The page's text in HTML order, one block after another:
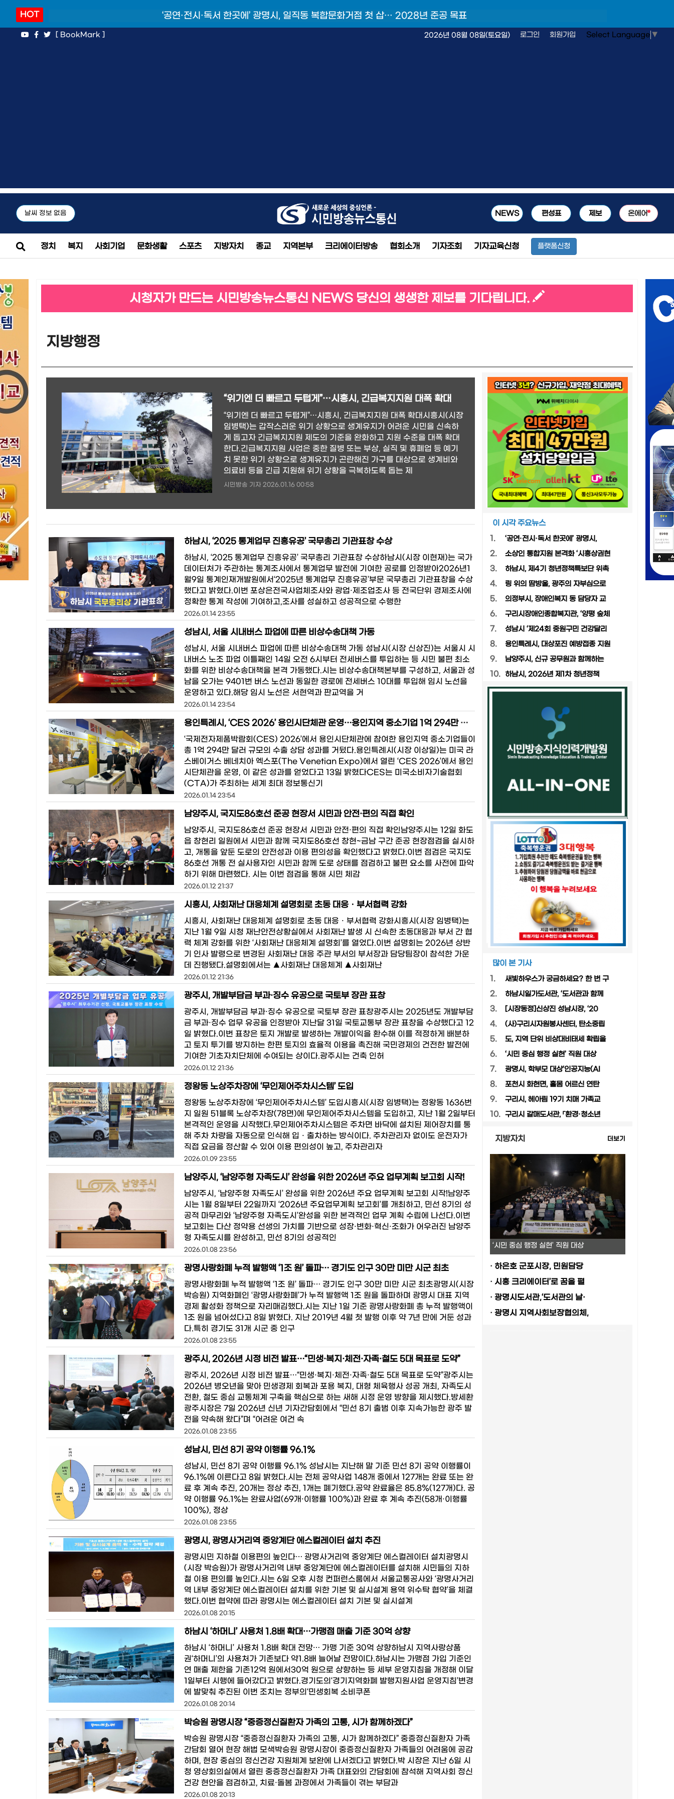
HOT ‘공연·전시·독서 한곳에’ 광명시, 일직동 복합문화거점 첫 삽… 2028년 준공 목표
[ BookMark ] 2026년 08월 08일(토요일) 로그인 회원가입 Select Language ▼
날씨 정보 없음 NEWS 편성표 제보 온에어
정치 복지 사회기업 문화생활 스포츠 지방자치 종교 지역본부 크리에이터방송 협회소개 기자조회 기자교육신청 플랫폼신청
시청자가 만드는 시민방송뉴스통신 NEWS 당신의 생생한 제보를 기다립니다.
지방행정
“위기엔 더 빠르고 두텁게”…시흥시, 긴급복지지원 대폭 확대
“위기엔 더 빠르고 두텁게”…시흥시, 긴급복지지원 대폭 확대시흥시(시장
임병택)는 갑작스러운 위기 상황으로 생계유지가 어려운 시민을 신속하
게 돕고자 긴급복지지원 제도의 기준을 완화하고 지원 수준을 대폭 확대
한다.긴급복지지원 사업은 중한 질병 또는 부상, 실직 및 휴폐업 등 예기
치 못한 위기 상황으로 생계유지가 곤란해진 가구를 대상으로 생계비와
의료비 등을 긴급 지원해 위기 상황을 극복하도록 돕는 제
시민방송 기자 2026.01.16 00:58
하남시, ‘2025 통계업무 진흥유공’ 국무총리 기관표창 수상
하남시, ‘2025 통계업무 진흥유공’ 국무총리 기관표창 수상하남시(시장 이현재)는 국가
데이터처가 주관하는 통계조사에서 통계업무 발전에 기여한 공로를 인정받아2026년1
월9일 통계인재개발원에서‘2025년 통계업무 진흥유공’부문 국무총리 기관표창을 수상
했다고 밝혔다.이번 포상은전국사업체조사와 광업·제조업조사 등 전국단위 경제조사에
정확한 통계 작성에 기여하고,조사를 성실하고 성공적으로 수행한
2026.01.14 23:55
성남시, 서울 시내버스 파업에 따른 비상수송대책 가동
성남시, 서울 시내버스 파업에 따른 비상수송대책 가동 성남시(시장 신상진)는 서울시 시
내버스 노조 파업 이틀째인 14일 오전 6시부터 전세버스를 투입하는 등 시민 불편 최소
화를 위한 비상수송대책을 본격 가동했다.시는 비상수송대책본부를 구성하고, 서울과 성
남을 오가는 9401번 버스 노선과 동일한 경로에 전세버스 10대를 투입해 임시 노선을
운영하고 있다.해당 임시 노선은 서현역과 판교역을 거
2026.01.14 23:54
용인특례시, ‘CES 2026’ 용인시단체관 운영…용인지역 중소기업 1억 294만 달러 역대 최대 수출 상담 성과
‘국제전자제품박람회(CES) 2026’에서 용인시단체관에 참여한 용인지역 중소기업들이
총 1억 294만 달러 규모의 수출 상담 성과를 거뒀다.용인특례시(시장 이상일)는 미국 라
스베이거스 베네치아 엑스포(The Venetian Expo)에서 열린 ‘CES 2026’에서 용인
시단체관을 운영, 이 같은 성과를 얻었다고 13일 밝혔다CES는 미국소비자기술협회
(CTA)가 주최하는 세계 최대 정보통신기
2026.01.14 23:54
남양주시, 국지도86호선 준공 현장서 시민과 안전·편의 직접 확인
남양주시, 국지도86호선 준공 현장서 시민과 안전·편의 직접 확인남양주시는 12일 화도
읍 창현리 일원에서 시민과 함께 국지도86호선 창현~금남 구간 준공 현장점검을 실시하
고, 개통을 앞둔 도로의 안전성과 이용 편의성을 확인했다고 밝혔다.이번 점검은 국지도
86호선 개통 전 실사용자인 시민과 함께 도로 상태를 점검하고 불편 요소를 사전에 파악
하기 위해 마련했다. 시는 이번 점검을 통해 시민 체감
2026.01.12 21:37
시흥시, 사회재난 대응체계 설명회로 초동 대응ㆍ부서협력 강화
시흥시, 사회재난 대응체계 설명회로 초동 대응ㆍ부서협력 강화시흥시(시장 임병택)는
지난 1월 9일 시청 재난안전상황실에서 사회재난 발생 시 신속한 초동대응과 부서 간 협
력 체계 강화를 위한 ‘사회재난 대응체계 설명회’를 열었다.이번 설명회는 2026년 상반
기 인사 발령으로 변경된 사회재난 대응 주관 부서의 부서장과 담당팀장이 참석한 가운
데 진행됐다.설명회에서는 ▲사회재난 대응체계 ▲사회재난
2026.01.12 21:36
광주시, 개발부담금 부과·징수 유공으로 국토부 장관 표창
광주시, 개발부담금 부과·징수 유공으로 국토부 장관 표창광주시는 2025년도 개발부담
금 부과·징수 업무 유공을 인정받아 지난달 31일 국토교통부 장관 표창을 수상했다고 12
일 밝혔다.이번 표창은 토지 개발로 발생하는 개발이익을 환수해 이를 적정하게 배분하
고 토지 투기를 방지하는 한편 토지의 효율적 이용을 촉진해 국민경제의 건전한 발전에
기여한 기초자치단체에 수여되는 상이다.광주시는 건축 인허
2026.01.12 21:36
정왕동 노상주차장에 ‘무인제어주차시스템’ 도입
정왕동 노상주차장에 ‘무인제어주차시스템’ 도입시흥시(시장 임병택)는 정왕동 1636번
지 일원 51블록 노상주차장(78면)에 무인제어주차시스템을 도입하고, 지난 1월 2일부터
본격적인 운영을 시작했다.무인제어주차시스템은 주차면 바닥에 설치된 제어장치를 통
해 주차 차량을 자동으로 인식해 입ㆍ출차하는 방식이다. 주차관리자 없이도 운전자가
직접 요금을 정산할 수 있어 이용 편의성이 높고, 주차관리자
2026.01.09 23:55
남양주시, ‘남양주형 자족도시’ 완성을 위한 2026년 주요 업무계획 보고회 시작!
남양주시, ‘남양주형 자족도시’ 완성을 위한 2026년 주요 업무계획 보고회 시작!​남양주
시는 1월 8일부터 22일까지 ‘2026년 주요업무계획 보고회’를 개최하고, 민선 8기의 성
공적 마무리와 ‘남양주형 자족도시’완성을 위한 본격적인 업무 계획 수립에 나선다.이번
보고회는 다산 정약용 선생의 가치를 기반으로 성장·변화·혁신·조화가 어우러진 남양주
형 자족도시를 완성하고, 민선 8기의 성공적인
2026.01.08 23:56
광명사랑화폐 누적 발행액 ‘1조 원’ 돌파… 경기도 인구 30만 미만 시군 최초
광명사랑화폐 누적 발행액 ‘1조 원’ 돌파… 경기도 인구 30만 미만 시군 최초광명시(시장
박승원) 지역화폐인 ‘광명사랑화폐’가 누적 발행액 1조 원을 돌파하며 광명시 대표 지역
경제 활성화 정책으로 자리매김했다.시는 지난 1일 기준 광명사랑화폐 총 누적 발행액이
1조 원을 넘어섰다고 8일 밝혔다. 지난 2019년 4월 첫 발행 이후 약 7년 만에 거둔 성과
다.특히 경기도 31개 시군 중 인구
2026.01.08 23:55
광주시, 2026년 시정 비전 발표…“민생·복지·체전·자족·철도 5대 목표로 도약”
광주시, 2026년 시정 비전 발표…“민생·복지·체전·자족·철도 5대 목표로 도약”광주시는
2026년 병오년을 맞아 민생경제 회복과 포용 복지, 대형 체육행사 성공 개최, 자족도시
전환, 철도 중심 교통체계 구축을 핵심으로 하는 새해 시정 운영 방향을 제시했다.방세환
광주시장은 7일 2026년 신년 기자간담회에서 “민선 8기 출범 이후 지속가능한 광주 발
전을 약속해 왔다”며 “어려운 여건 속
2026.01.08 23:55
성남시, 민선 8기 공약 이행률 96.1%
성남시, 민선 8기 공약 이행률 96.1% 성남시는 지난해 말 기준 민선 8기 공약 이행률이
96.1%에 이른다고 8일 밝혔다.시는 전체 공약사업 148개 중에서 127개는 완료 또는 완
료 후 계속 추진, 20개는 정상 추진, 1개는 폐기했다.공약 완료율은 85.8%(127개)다. 공
약 이행률 96.1%는 완료사업(69개·이행률 100%)과 완료 후 계속 추진(58개·이행률
100%), 정상
2026.01.08 23:55
광명시, 광명사거리역 중앙계단 에스컬레이터 설치 추진
광명시민 지하철 이용편의 높인다… 광명사거리역 중앙계단 에스컬레이터 설치광명시
(시장 박승원)가 광명사거리역 내부 중앙계단에 에스컬레이터를 설치해 시민들의 지하
철 이용 편의를 높인다.시는 6일 오후 시청 컨퍼런스룸에서 서울교통공사와 ‘광명사거리
역 내부 중앙계단 에스컬레이터 설치를 위한 기본 및 실시설계 용역 위수탁 협약’을 체결
했다.이번 협약에 따라 광명시는 에스컬레이터 설치 기본 및 실시설계
2026.01.08 20:15
하남시 ‘하머니’ 사용처 1.8배 확대…가맹점 매출 기준 30억 상향
하남시 ‘하머니’ 사용처 1.8배 확대 전망… 가맹 기준 30억 상향하남시 지역사랑상품
권‘하머니’의 사용처가 기존보다 약1.8배 늘어날 전망이다.하남시는 가맹점 가입 기준인
연 매출 제한을 기존12억 원에서30억 원으로 상향하는 등 세부 운영지침을 개정해 이달
1일부터 시행에 들어갔다고 밝혔다.경기도의‘경기지역화폐 발행지원사업 운영지침’변경
에 발맞춰 추진된 이번 조치는 정부의‘민생회복 소비쿠폰
2026.01.08 20:14
박승원 광명시장 “중증정신질환자 가족의 고통, 시가 함께하겠다”
박승원 광명시장 “중증정신질환자 가족의 고통, 시가 함께하겠다” 중증정신질환자 가족
간담회 열어 현장 해법 모색박승원 광명시장이 중증정신질환자 가족들의 어려움에 공감
하며, 현장 중심의 정신건강 지원체계 보완에 나서겠다고 밝혔다.박 시장은 지난 6일 시
청 영상회의실에서 열린 중증정신질환자 가족 대표와의 간담회에 참석해 지역사회 정신
건강 현안을 점검하고, 치료·돌봄 과정에서 가족들이 겪는 부담과
2026.01.08 20:13
이 시각 주요뉴스
1.
‘공연·전시·독서 한곳에’ 광명시,
2. 소상인 통합지원 본격화 ‘시흥상권현
3. 하남시, 제4기 청년정책특보단 위촉
4. 링 위의 땀방울, 광주의 자부심으로
5. 의정부시, 장애인복지 동 담당자 교
6. 구리시장애인종합복지관, ‘양평 숲체
7. 성남시 ‘제24회 중원구민 건강달리
8. 용인특례시, 대상포진 예방접종 지원
9. 남양주시, 신규 공무원과 함께하는
10. 하남시, 2026년 제1차 청년정책
많이 본 기사
1.
새빛하우스가 궁금하세요? 한 번 구
2. 하남시일가도서관, ‘도서관과 함께
3. [시장동정]신상진 성남시장, ‘20
4. (사)구리시자원봉사센터, 탄소중립
5. 도, 지역 단위 비상대비태세 확립을
6. ‘시민 중심 행정 실현’ 직원 대상
7. 광명시, 학부모 대상‘인공지능(AI
8. 포천시 화현면, 홀몸 어르신 연탄
9. 구리시, 헤아림 19기 치매 가족교
10. 구리시 갈매도서관, 「환경·청소년
지방자치 더보기
‘시민 중심 행정 실현’ 직원 대상
· 하은호 군포시장, 민원담당
· 시흥 크리에이터’로 꿈을 펼
· 광명시도서관,‘도서관의 날·
· 광명시 지역사회보장협의체,